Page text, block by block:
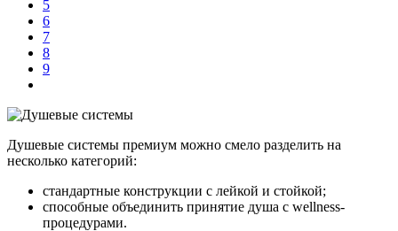
5
6
7
8
9
Душевые системы премиум можно смело разделить на
несколько категорий:
стандартные конструкции с лейкой и стойкой;
способные объединить принятие душа с wellness-
процедурами.